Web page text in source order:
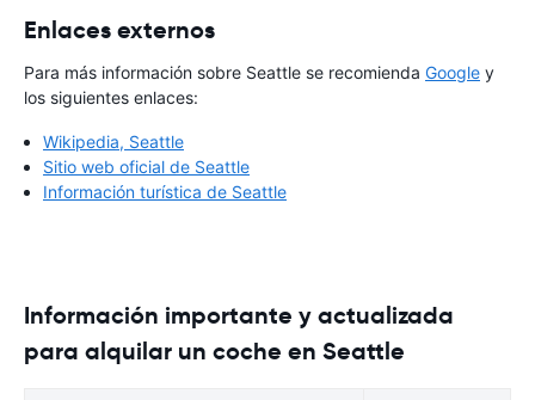
Enlaces externos
Para más información sobre Seattle se recomienda Google y
los siguientes enlaces:
Wikipedia, Seattle
Sitio web oficial de Seattle
Información turística de Seattle
Información importante y actualizada
para alquilar un coche en Seattle